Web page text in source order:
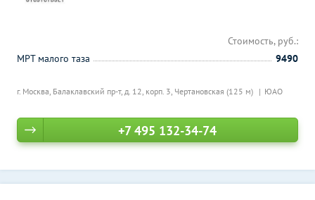
г. Москва, Балаклавский пр-т, д. 12, корп. 3, Чертановская (125 м) ЮАО
Стоимость, руб.:
МРТ малого таза
9490
+7 495 132-34-74